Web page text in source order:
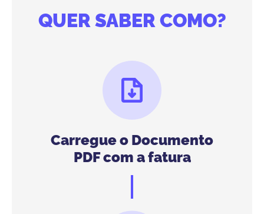
QUER SABER COMO?
Carregue o Documento
PDF com a fatura